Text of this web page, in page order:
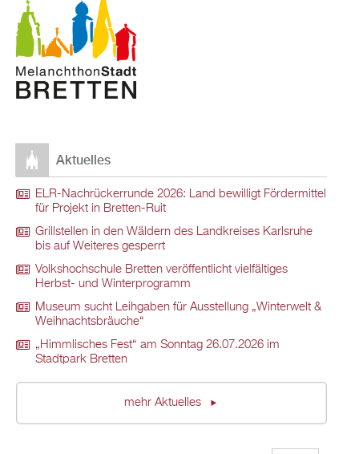
Aktuelles
ELR-Nachrückerrunde 2026: Land bewilligt Fördermittel
für Projekt in Bretten-Ruit
Grillstellen in den Wäldern des Landkreises Karlsruhe
bis auf Weiteres gesperrt
Volkshochschule Bretten veröffentlicht vielfältiges
Herbst- und Winterprogramm
Museum sucht Leihgaben für Ausstellung „Winterwelt &
Weihnachtsbräuche“
„Himmlisches Fest“ am Sonntag 26.07.2026 im
Stadtpark Bretten
mehr Aktuelles